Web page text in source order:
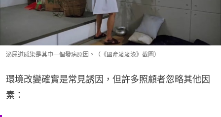
泌尿道感染是其中一個發病原因。（《國產凌凌漆》截圖）
環境改變確實是常見誘因，但許多照顧者忽略其他因
素：